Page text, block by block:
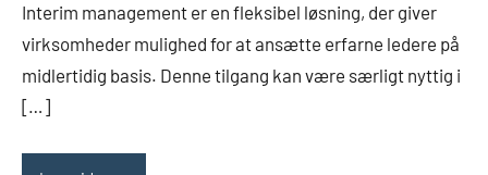
Interim management er en fleksibel løsning, der giver
virksomheder mulighed for at ansætte erfarne ledere på
midlertidig basis. Denne tilgang kan være særligt nyttig i
[…]